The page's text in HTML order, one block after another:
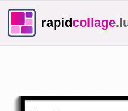
rapidcollage